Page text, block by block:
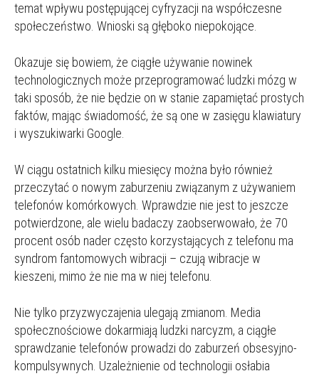
temat wpływu postępującej cyfryzacji na współczesne
społeczeństwo. Wnioski są głęboko niepokojące.
Okazuje się bowiem, że ciągłe używanie nowinek
technologicznych może przeprogramować ludzki mózg w
taki sposób, że nie będzie on w stanie zapamiętać prostych
faktów, mając świadomość, że są one w zasięgu klawiatury
i wyszukiwarki Google.
W ciągu ostatnich kilku miesięcy można było również
przeczytać o nowym zaburzeniu związanym z używaniem
telefonów komórkowych. Wprawdzie nie jest to jeszcze
potwierdzone, ale wielu badaczy zaobserwowało, że 70
procent osób nader często korzystających z telefonu ma
syndrom fantomowych wibracji – czują wibracje w
kieszeni, mimo że nie ma w niej telefonu.
Nie tylko przyzwyczajenia ulegają zmianom. Media
społecznościowe dokarmiają ludzki narcyzm, a ciągłe
sprawdzanie telefonów prowadzi do zaburzeń obsesyjno-
kompulsywnych. Uzależnienie od technologii osłabia